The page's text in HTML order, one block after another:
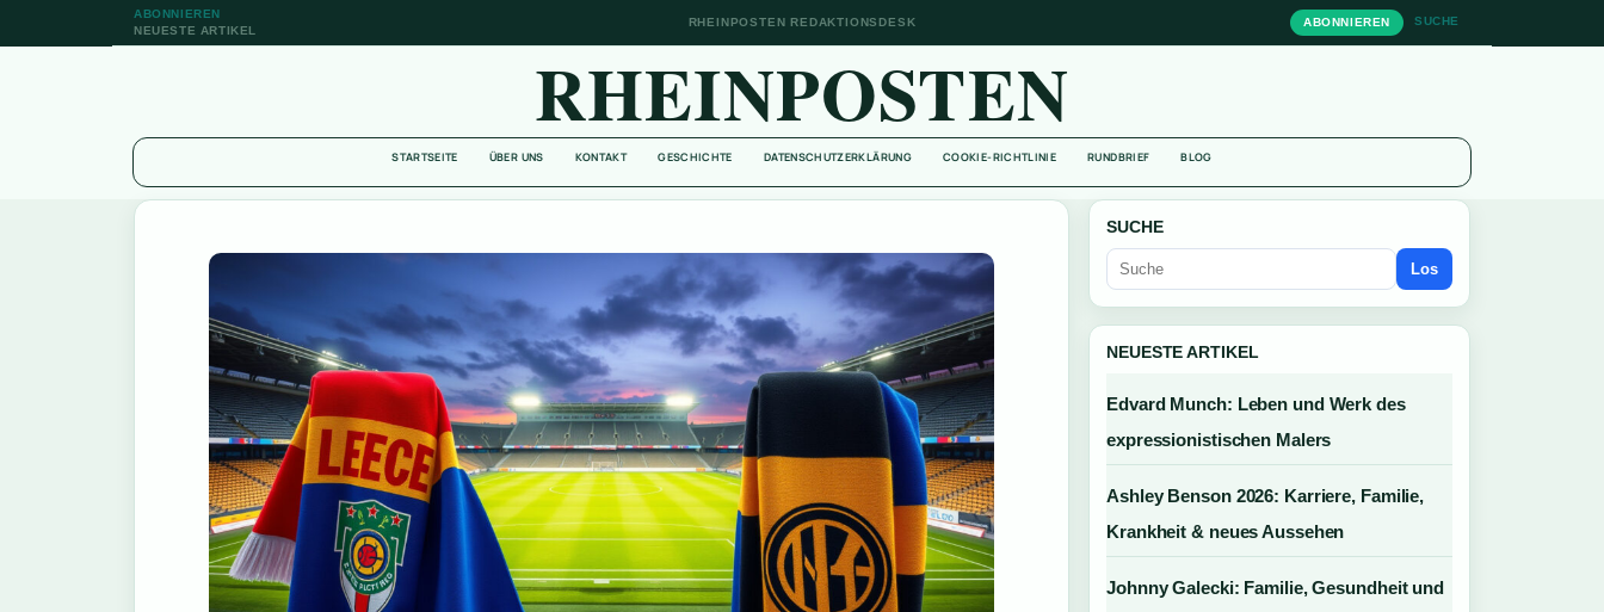
ABONNIEREN
NEUESTE ARTIKEL
RHEINPOSTEN REDAKTIONSDESK ABONNIEREN SUCHE
RHEINPOSTEN
STARTSEITE ÜBER UNS KONTAKT GESCHICHTE DATENSCHUTZERKLÄRUNG COOKIE-RICHTLINIE RUNDBRIEF BLOG
SUCHE
Los
NEUESTE ARTIKEL
Edvard Munch: Leben und Werk des
expressionistischen Malers
Ashley Benson 2026: Karriere, Familie,
Krankheit & neues Aussehen
Johnny Galecki: Familie, Gesundheit und